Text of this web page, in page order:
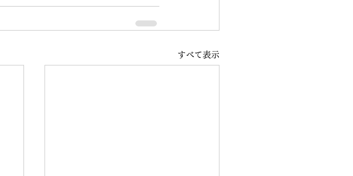
すべて表示